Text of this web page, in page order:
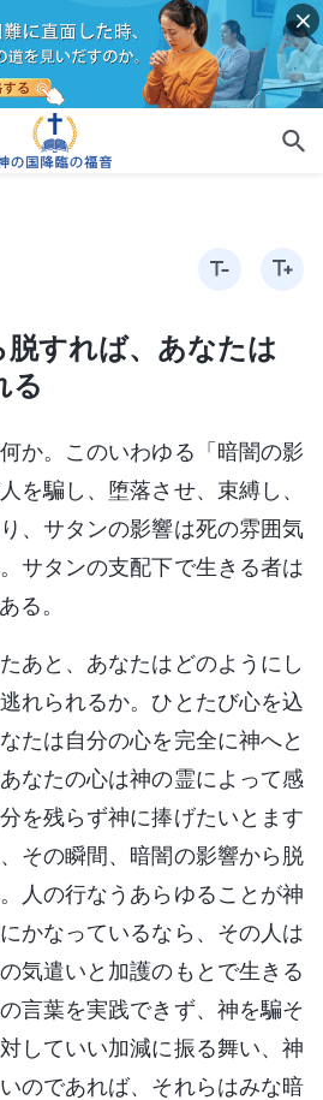
すれば、あなたは
る
か。このいわゆる「暗闇の影
を騙し、堕落させ、束縛し、
、サタンの影響は死の雰囲気
サタンの支配下で生きる者は
る。
あと、あなたはどのようにし
れられるか。ひとたび心を込
たは自分の心を完全に神へと
なたの心は神の霊によって感
を残らず神に捧げたいとます
その瞬間、暗闇の影響から脱
人の行なうあらゆることが神
かなっているなら、その人は
気遣いと加護のもとで生きる
言葉を実践できず、神を騙そ
していい加減に振る舞い、神
のであれば、それらはみな暗